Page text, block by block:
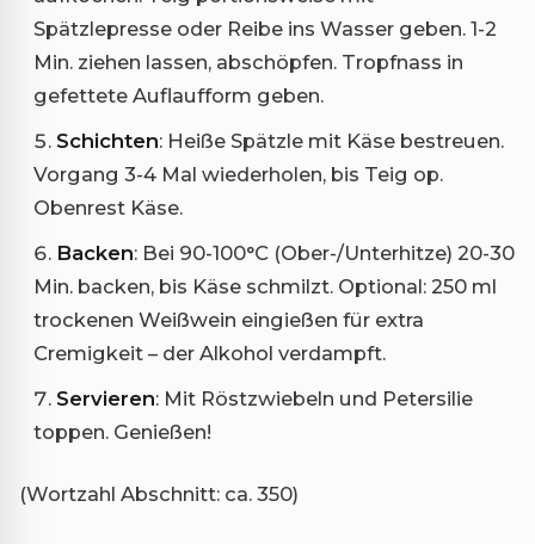
Spätzlepresse oder Reibe ins Wasser geben. 1-2
Min. ziehen lassen, abschöpfen. Tropfnass in
gefettete Auflaufform geben.
Schichten: Heiße Spätzle mit Käse bestreuen.
Vorgang 3-4 Mal wiederholen, bis Teig op.
Obenrest Käse.
Backen: Bei 90-100°C (Ober-/Unterhitze) 20-30
Min. backen, bis Käse schmilzt. Optional: 250 ml
trockenen Weißwein eingießen für extra
Cremigkeit – der Alkohol verdampft.
Servieren: Mit Röstzwiebeln und Petersilie
toppen. Genießen!
(Wortzahl Abschnitt: ca. 350)